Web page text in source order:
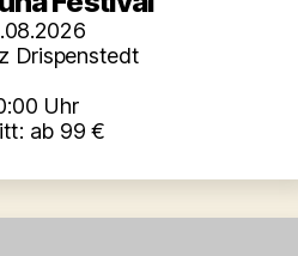
Drispenstedt
Uhr
ab 99 €